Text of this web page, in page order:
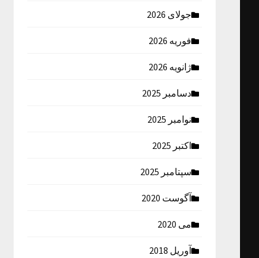
جولای 2026
فوریه 2026
ژانویه 2026
دسامبر 2025
نوامبر 2025
اکتبر 2025
سپتامبر 2025
آگوست 2020
می 2020
آوریل 2018